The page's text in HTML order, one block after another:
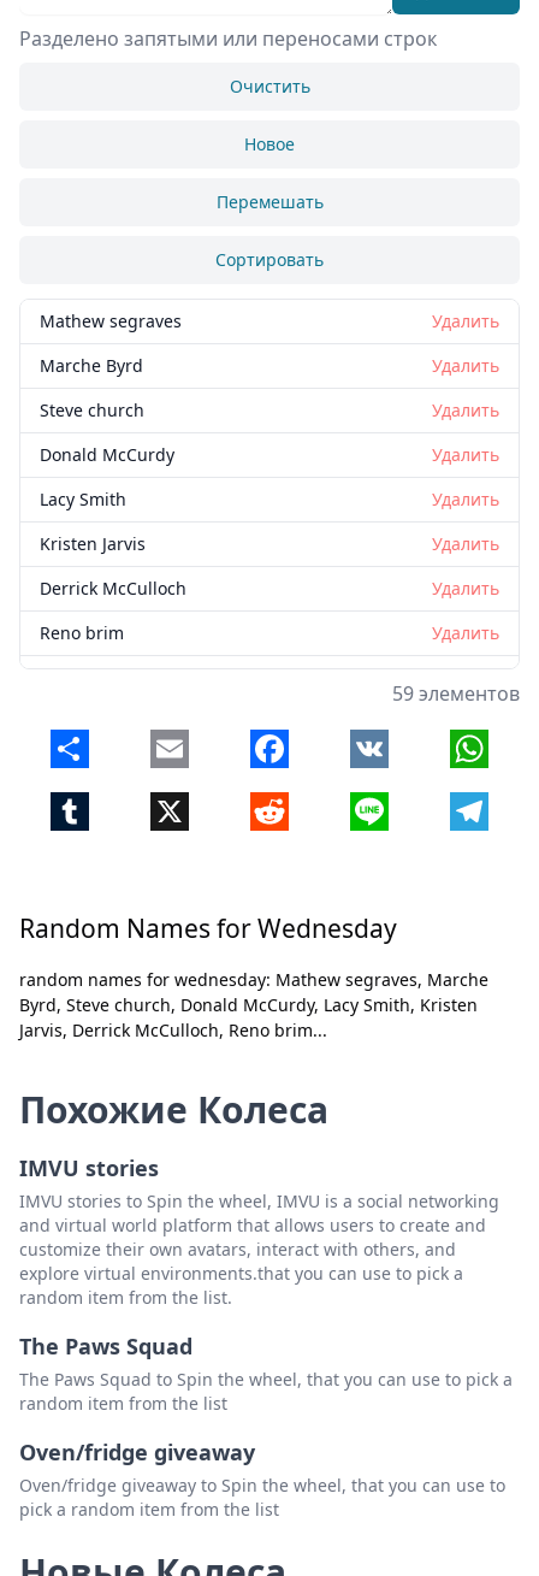
Random Names for Wednesday
random names for wednesday: Mathew segraves, Marche
Byrd, Steve church, Donald McCurdy, Lacy Smith, Kristen
Jarvis, Derrick McCulloch, Reno brim...
Разделено запятыми или переносами строк
Очистить
Новое
Перемешать
Сортировать
Mathew segraves
Удалить
Marche Byrd
Удалить
Steve church
Удалить
Donald McCurdy
Удалить
Lacy Smith
Удалить
Kristen Jarvis
Удалить
Derrick McCulloch
Удалить
Reno brim
Удалить
Mercedes Hughes
Удалить
Dawn Hughes
Удалить
Cassandra Andrews
Katrina Smith
Удалить
Martha Collins
Laquanta Baxter
Tisha Clowney
Lil Hoss
Удалить
Jennifer Dawn
Удалить
Brenda Benge
Heather Edwards
Sherry Freeman
Удалить
Brandon Tilley
Удалить
Marcus Gwyn
59 элементов
Share Email Facebook VK
Tumblr X Reddit Line
Закрыть Удалить
Похожие Колеса
IMVU stories
IMVU stories to Spin the wheel, IMVU is a social networking
and virtual world platform that allows users to create and
customize their own avatars, interact with others, and
explore virtual environments.that you can use to pick a
random item from the list.
The Paws Squad
The Paws Squad to Spin the wheel, that you can use to pick a
random item from the list
Oven/fridge giveaway
Oven/fridge giveaway to Spin the wheel, that you can use to
pick a random item from the list